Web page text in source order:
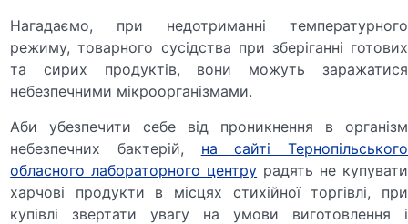
Нагадаємо, при недотриманні температурного
режиму, товарного сусідства при зберіганні готових
та сирих продуктів, вони можуть заражатися
небезпечними мікроорганізмами.
Аби убезпечити себе від проникнення в організм
небезпечних бактерій, на сайті Тернопільського
обласного лабораторного центру радять не купувати
харчові продукти в місцях стихійної торгівлі, при
купівлі звертати увагу на умови виготовлення і